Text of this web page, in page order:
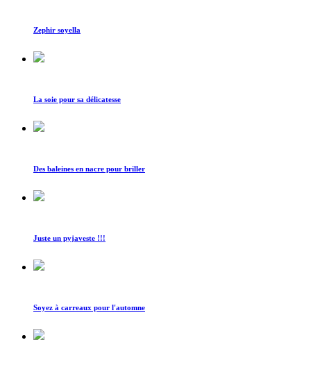
Zephir soyella
La soie pour sa délicatesse
Des baleines en nacre pour briller
Juste un pyjaveste !!!
Soyez à carreaux pour l'automne